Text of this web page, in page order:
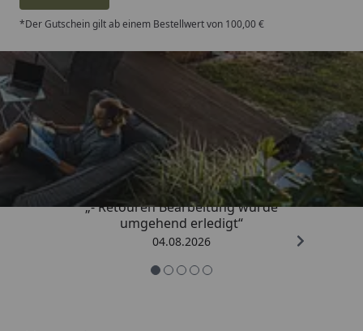
*Der Gutschein gilt ab einem Bestellwert von 100,00 €
Trusted Shops
4,81/ 5
„- Retouren Bearbeitung wurde
umgehend erledigt“
04.08.2026